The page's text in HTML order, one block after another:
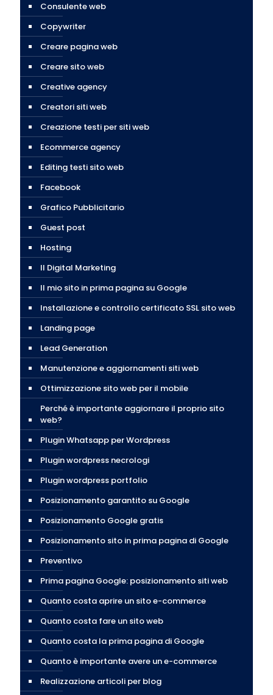
Consulente web
Copywriter
Creare pagina web
Creare sito web
Creative agency
Creatori siti web
Creazione testi per siti web
Ecommerce agency
Editing testi sito web
Facebook
Grafico Pubblicitario
Guest post
Hosting
Il Digital Marketing
Il mio sito in prima pagina su Google
Installazione e controllo certificato SSL sito web
Landing page
Lead Generation
Manutenzione e aggiornamenti siti web
Ottimizzazione sito web per il mobile
Perché è importante aggiornare il proprio sito
web?
Plugin Whatsapp per Wordpress
Plugin wordpress necrologi
Plugin wordpress portfolio
Posizionamento garantito su Google
Posizionamento Google gratis
Posizionamento sito in prima pagina di Google
Preventivo
Prima pagina Google: posizionamento siti web
Quanto costa aprire un sito e-commerce
Quanto costa fare un sito web
Quanto costa la prima pagina di Google
Quanto è importante avere un e-commerce
Realizzazione articoli per blog